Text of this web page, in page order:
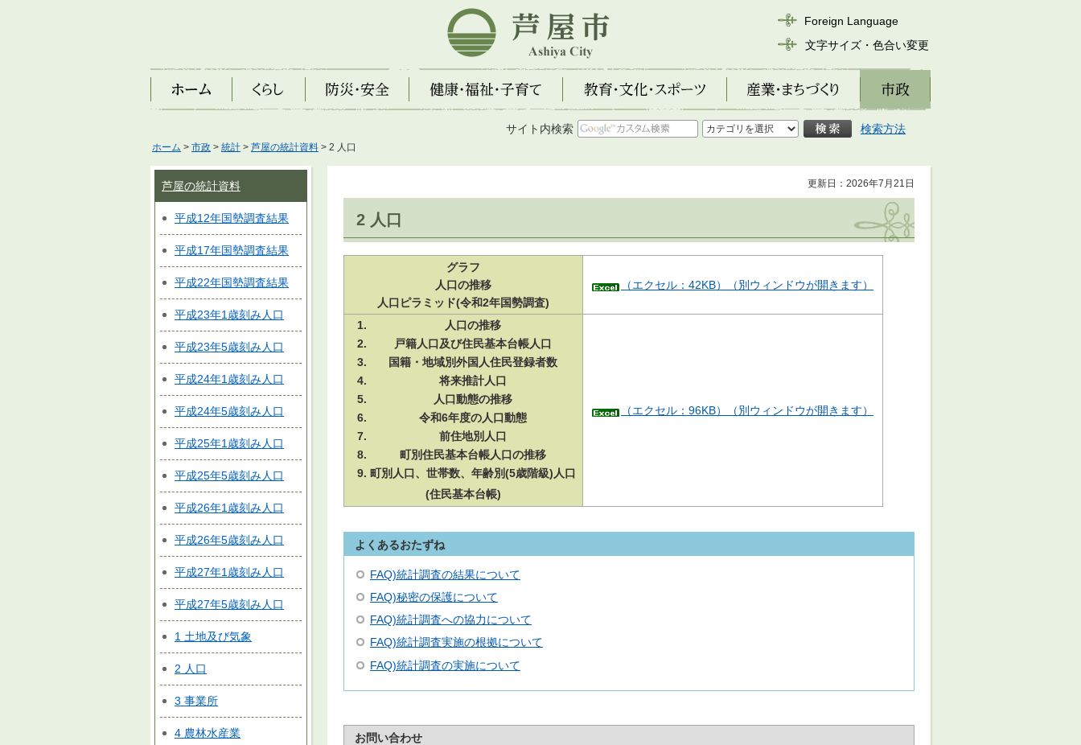
芦屋市
Foreign Language
文字サイズ・色合い変更
ホーム くらし 防災・安全 健康・福祉・子育て 教育・文化・スポーツ 産業・まちづくり 市政
サイト内検索 検索方法
ホーム > 市政 > 統計 > 芦屋の統計資料 > 2 人口
芦屋の統計資料
平成12年国勢調査結果
平成17年国勢調査結果
平成22年国勢調査結果
平成23年1歳刻み人口
平成23年5歳刻み人口
平成24年1歳刻み人口
平成24年5歳刻み人口
平成25年1歳刻み人口
平成25年5歳刻み人口
平成26年1歳刻み人口
平成26年5歳刻み人口
平成27年1歳刻み人口
平成27年5歳刻み人口
1 土地及び気象
2 人口
3 事業所
4 農林水産業
更新日：2026年7月21日
2 人口
グラフ
人口の推移
人口ピラミッド(令和2年国勢調査)
（エクセル：42KB）（別ウィンドウが開きます）
人口の推移
戸籍人口及び住民基本台帳人口
国籍・地域別外国人住民登録者数
将来推計人口
人口動態の推移
令和6年度の人口動態
前住地別人口
町別住民基本台帳人口の推移
町別人口、世帯数、年齢別(5歳階級)人口
(住民基本台帳)
（エクセル：96KB）（別ウィンドウが開きます）
よくあるおたずね
FAQ)統計調査の結果について
FAQ)秘密の保護について
FAQ)統計調査への協力について
FAQ)統計調査実施の根拠について
FAQ)統計調査の実施について
お問い合わせ